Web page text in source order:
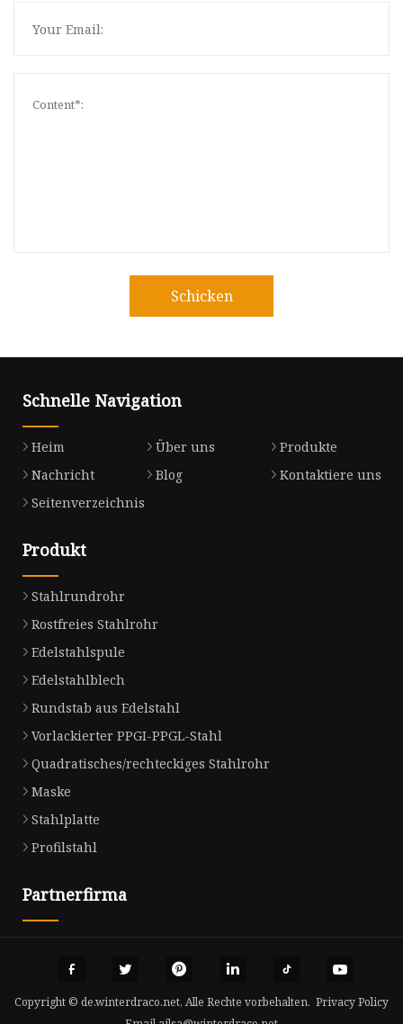
Schicken
Schnelle Navigation
Heim Über uns
Produkte
Nachricht
Blog
Kontaktiere uns
Seitenverzeichnis
Produkt
Stahlrundrohr
Rostfreies Stahlrohr
Edelstahlspule
Edelstahlblech
Rundstab aus Edelstahl
Vorlackierter PPGI-PPGL-Stahl
Quadratisches/rechteckiges Stahlrohr
Maske
Stahlplatte
Profilstahl
Partnerfirma
Copyright © de.winterdraco.net, Alle Rechte vorbehalten. Privacy Policy